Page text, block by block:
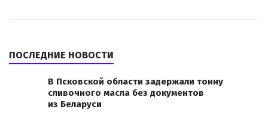
ПОСЛЕДНИЕ НОВОСТИ
В Псковской области задержали тонну
сливочного масла без документов
из Беларуси